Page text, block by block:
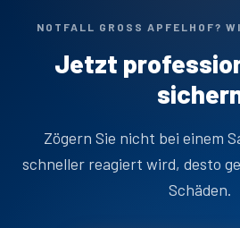
NOTFALL GROSS APFELHOF?
Jetzt
Zögern Sie nicht bei einem
schneller reagiert wird, desto
Schäden.